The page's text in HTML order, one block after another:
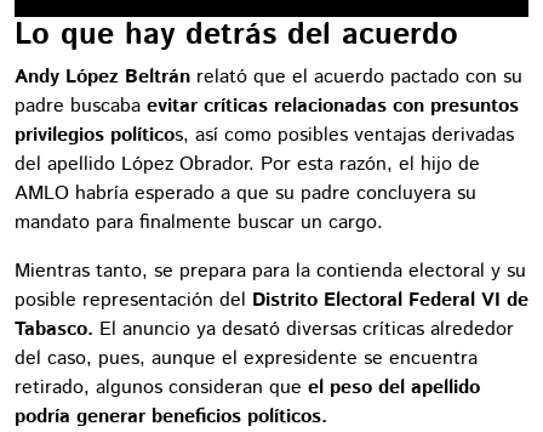
Lo que hay detrás del acuerdo
Andy López Beltrán relató que el acuerdo pactado con su
padre buscaba evitar críticas relacionadas con presuntos
privilegios políticos, así como posibles ventajas derivadas
del apellido López Obrador. Por esta razón, el hijo de
AMLO habría esperado a que su padre concluyera su
mandato para finalmente buscar un cargo.
Mientras tanto, se prepara para la contienda electoral y su
posible representación del Distrito Electoral Federal VI de
Tabasco. El anuncio ya desató diversas críticas alrededor
del caso, pues, aunque el expresidente se encuentra
retirado, algunos consideran que el peso del apellido
podría generar beneficios políticos.